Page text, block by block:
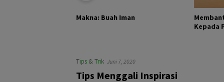
Makna: Buah Iman
Kepada
Tips & Trik Juni 7, 2020
Tips Menggali Inspirasi